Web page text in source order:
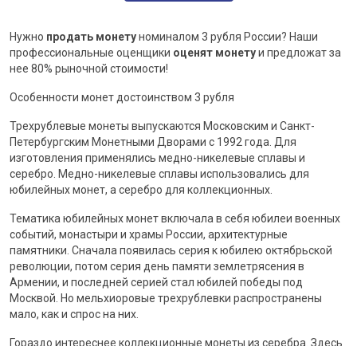
Нужно продать монетуноминалом 3 рубля России? Наши
профессиональные оценщики оценят монетуи предложат за
нее 80% рыночной стоимости!
Особенности монет достоинством 3 рубля
Трехрублевые монеты выпускаются Московским и Санкт-
Петербургским Монетными Дворами с 1992 года. Для
изготовления применялись медно-никелевые сплавы и
серебро. Медно-никелевые сплавы использовались для
юбилейных монет, а серебро для коллекционных.
Тематика юбилейных монет включала в себя юбилеи военных
событий, монастыри и храмы России, архитектурные
памятники. Сначала появилась серия к юбилею октябрьской
революции, потом серия день памяти землетрясения в
Армении, и последней серией стал юбилей победы под
Москвой. Но мельхиоровые трехрублевки распространены
мало, как и спрос на них.
Гораздо интереснее коллекционные монеты из серебра. Здесь